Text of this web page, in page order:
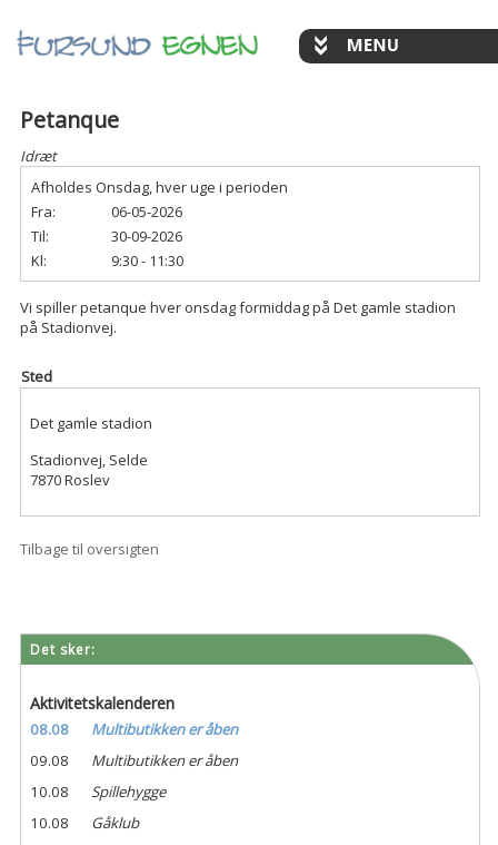
Petanque
Idræt
Afholdes Onsdag, hver uge i perioden
Fra:
06-05-2026
Til:
30-09-2026
Kl:
9:30 - 11:30
Vi spiller petanque hver onsdag formiddag på Det gamle stadion
på Stadionvej.
Sted
Det gamle stadion
Stadionvej, Selde
7870 Roslev
Tilbage til oversigten
Det sker:
Aktivitetskalenderen
08.08
Multibutikken er åben
09.08
Multibutikken er åben
10.08
Spillehygge
10.08
Gåklub